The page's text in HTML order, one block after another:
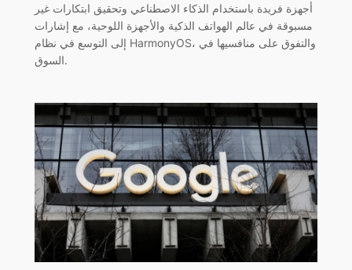
أجهزة فريدة باستخدام الذكاء الاصطناعي وتحقيق ابتكارات غير
مسبوقة في عالم الهواتف الذكية والأجهزة اللوحية، مع إشارات
إلى التوسع في نظام HarmonyOS، والتفوق على منافسيها في
السوق.